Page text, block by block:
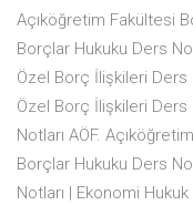
Açıköğretim Fakültesi
Borçlar Hukuku Ders
Özel Borç İlişkileri
Özel Borç İlişkileri
Notları AÖF.
Borçlar Hukuku Ders
Notları | Ekonomi